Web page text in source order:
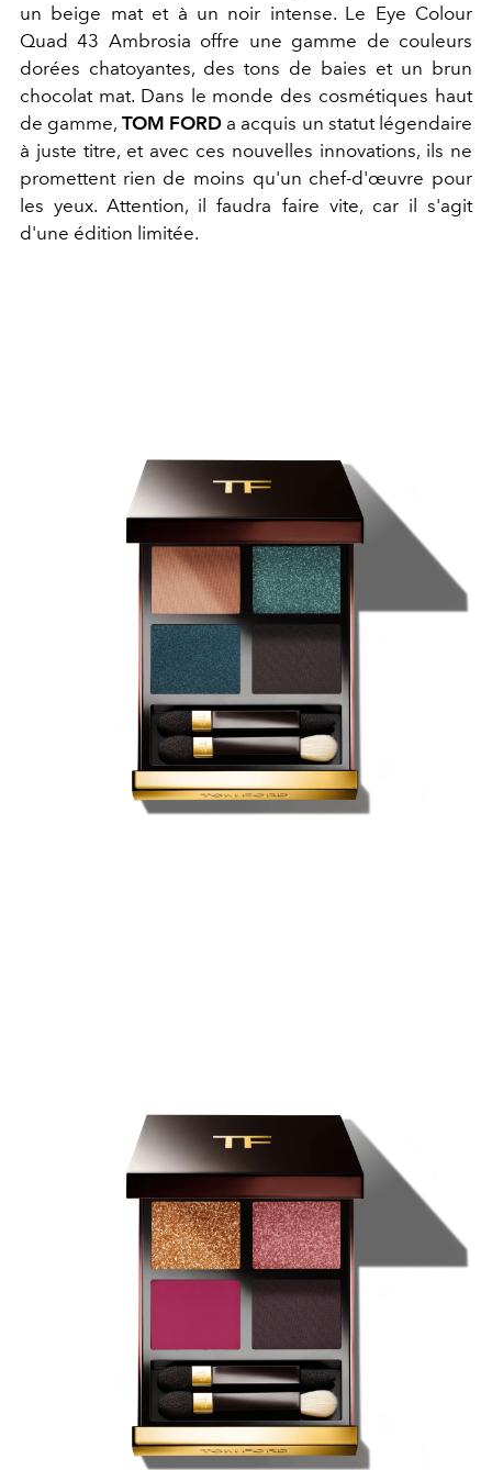
un beige mat et à un noir intense. Le Eye Colour
Quad 43 Ambrosia offre une gamme de couleurs
dorées chatoyantes, des tons de baies et un brun
chocolat mat. Dans le monde des cosmétiques haut
de gamme, TOM FORDa acquis un statut légendaire
à juste titre, et avec ces nouvelles innovations, ils ne
promettent rien de moins qu'un chef-d'œuvre pour
les yeux. Attention, il faudra faire vite, car il s'agit
d'une édition limitée.